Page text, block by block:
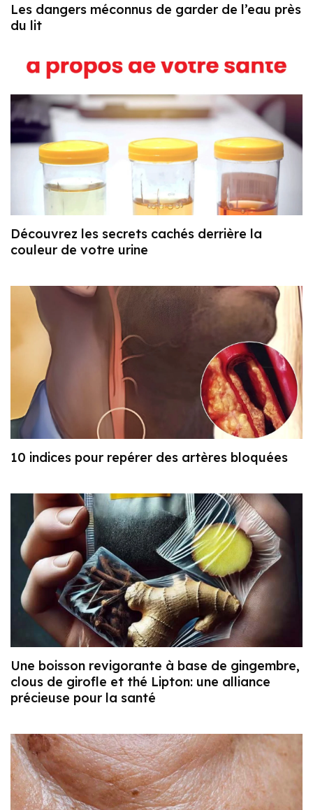
Les dangers méconnus de garder de l’eau près
du lit
Découvrez les secrets cachés derrière la
couleur de votre urine
10 indices pour repérer des artères bloquées
Une boisson revigorante à base de gingembre,
clous de girofle et thé Lipton: une alliance
précieuse pour la santé